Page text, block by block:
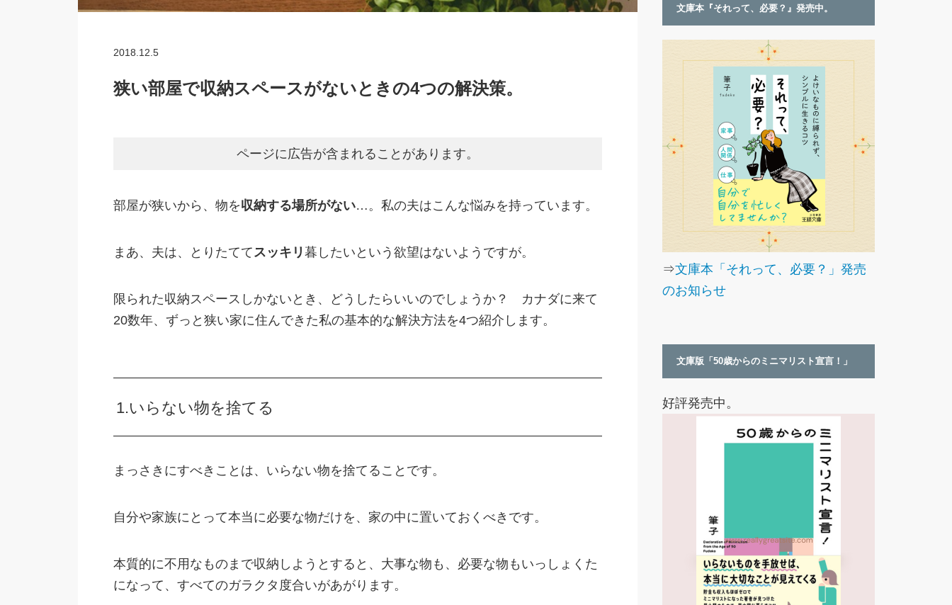
2018.12.5
狭い部屋で収納スペースがないときの4つの解決策。
ページに広告が含まれることがあります。
部屋が狭いから、物を収納する場所がない…。私の夫はこんな悩みを持っています。
まあ、夫は、とりたててスッキリ 暮したいという欲望はないようですが。
限られた収納スペースしかないとき、どうしたらいいのでしょうか？ カナダに来て
20数年、ずっと狭い家に住んできた私の基本的な解決方法を4つ紹介します。
1.いらない物を捨てる
まっさきにすべきことは、いらない物を捨てることです。
自分や家族にとって本当に必要な物だけを、家の中に置いておくべきです。
本質的に不用なものまで収納しようとすると、大事な物も、必要な物もいっしょくた
になって、すべてのガラクタ度合いがあがります。
文庫本『それって、必要？』発売中。
⇒文庫本「それって、必要？」発売
のお知らせ
文庫版「50歳からのミニマリスト宣言！」
好評発売中。